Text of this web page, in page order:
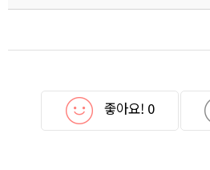
좋아요! 0